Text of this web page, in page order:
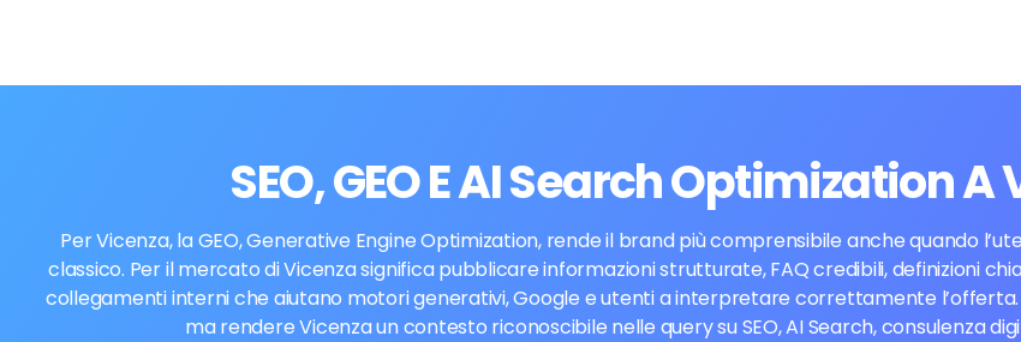
SEO, GEO E AI Search Optimization A
Per Vicenza, la GEO, Generative Engine Optimization, rende il brand più comprensibile anche quando
classico. Per il mercato di Vicenza significa pubblicare informazioni strutturate, FAQ credibili, definizioni
collegamenti interni che aiutano motori generativi, Google e utenti a interpretare correttamente l’offerta.
ma rendere Vicenza un contesto riconoscibile nelle query su SEO, AI Search, consulenza